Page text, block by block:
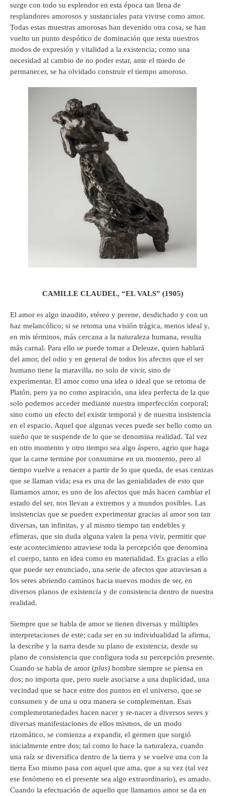
surge con todo su esplendor en esta época tan llena de
resplandores amorosos y sustanciales para vivirse como amor.
Todas estas muestras amorosas han devenido otra cosa, se han
vuelto un punto despótico de dominación que resta nuestros
modos de expresión y vitalidad a la existencia; como una
necesidad al cambio de no poder estar, ante el miedo de
permanecer, se ha olvidado construir el tiempo amoroso.
CAMILLE CLAUDEL, “EL VALS” (1905)
El amor es algo inaudito, etéreo y perene, desdichado y con un
haz melancólico; si se retoma una visión trágica, menos ideal y,
en mis términos, más cercana a la naturaleza humana, resulta
más carnal. Para ello se puede tomar a Deleuze, quien hablará
del amor, del odio y en general de todos los afectos que el ser
humano tiene la maravilla, no solo de vivir, sino de
experimentar. El amor como una idea o ideal que se retoma de
Platón, pero ya no como aspiración, una idea perfecta de la que
solo podemos acceder mediante nuestra imperfección corporal;
sino como un efecto del existir temporal y de nuestra insistencia
en el espacio. Aquel que algunas veces puede ser bello como un
sueño que te suspende de lo que se denomina realidad. Tal vez
en otro momento y otro tiempo sea algo áspero, agrio que haga
que la carne termine por consumirse en un momento, pero al
tiempo vuelve a renacer a partir de lo que queda, de esas cenizas
que se llaman vida; esa es una de las genialidades de esto que
llamamos amor, es uno de los afectos que más hacen cambiar el
estado del ser, nos llevan a extremos y a mundos posibles. Las
insistencias que se pueden experimentar gracias al amor son tan
diversas, tan infinitas, y al mismo tiempo tan endebles y
efímeras, que sin duda alguna valen la pena vivir, permitir que
este acontecimiento atraviese toda la percepción que denomina
el cuerpo, tanto en idea como en materialidad. Es gracias a ello
que puede ser enunciado, una serie de afectos que atraviesan a
los seres abriendo caminos hacia nuevos modos de ser, en
diversos planos de existencia y de consistencia dentro de nuestra
realidad.
Siempre que se habla de amor se tienen diversas y múltiples
interpretaciones de este; cada ser en su individualidad la afirma,
la describe y la narra desde su plano de existencia, desde su
plano de consistencia que configura toda su percepción presente.
Cuando se habla de amor (plus) hombre siempre se piensa en
dos; no importa que, pero suele asociarse a una duplicidad, una
vecindad que se hace entre dos puntos en el universo, que se
consumen y de una u otra manera se complementan. Esas
complementariedades hacen nacer y re-nacer a diversos seres y
diversas manifestaciones de ellos mismos, de un modo
rizomático, se comienza a expandir, el germen que surgió
inicialmente entre dos; tal como lo hace la naturaleza, cuando
una raíz se diversifica dentro de la tierra y se vuelve una con la
tierra Eso mismo pasa con aquel que ama, que a su vez (tal vez
ese fenómeno en el presente sea algo extraordinario), es amado.
Cuando la efectuación de aquello que llamamos amor se da en